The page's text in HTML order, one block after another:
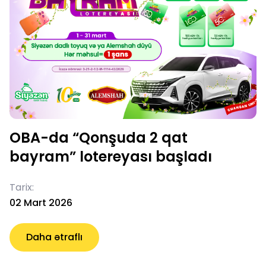
OBA-da “Qonşuda 2 qat
bayram” lotereyası başladı
Tarix:
02 Mart 2026
Daha ətraflı